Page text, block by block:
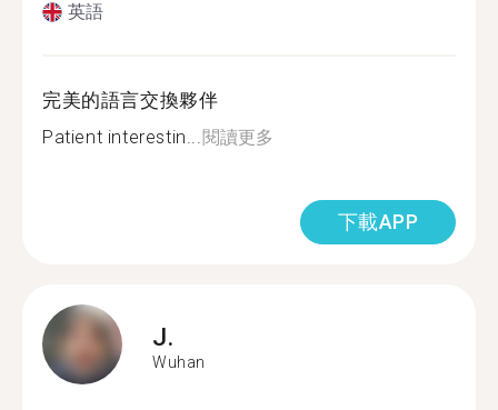
英語
完美的語言交換夥伴
Patient interestin...閱讀更多
下載APP
J.
Wuhan